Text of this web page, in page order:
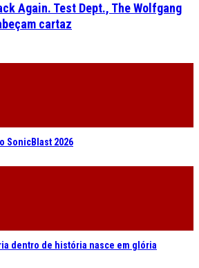
Again. Test Dept., The Wolfgang
cartaz
SonicBlast 2026
dentro de história nasce em glória